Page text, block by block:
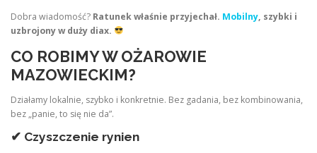
Dobra wiadomość? Ratunek właśnie przyjechał. Mobilny, szybki i
uzbrojony w duży diax.
CO ROBIMY W OŻAROWIE
MAZOWIECKIM?
Działamy lokalnie, szybko i konkretnie. Bez gadania, bez kombinowania,
bez „panie, to się nie da”.
✔ Czyszczenie rynien